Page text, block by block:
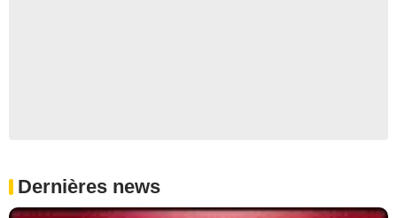
Dernières news